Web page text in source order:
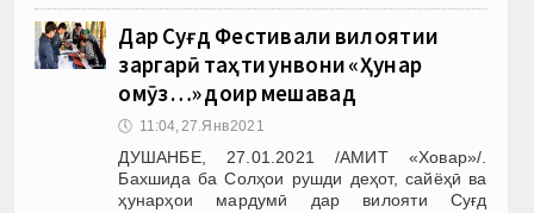
Дар Суғд Фестивали вилоятии
заргарӣ таҳти унвони «Ҳунар
омӯз…» доир мешавад
🕔 11:04, 27.Янв 2021
ДУШАНБЕ, 27.01.2021 /АМИТ «Ховар»/.
Бахшида ба Солҳои рушди деҳот, сайёҳӣ ва
ҳунарҳои мардумӣ дар вилояти Суғд